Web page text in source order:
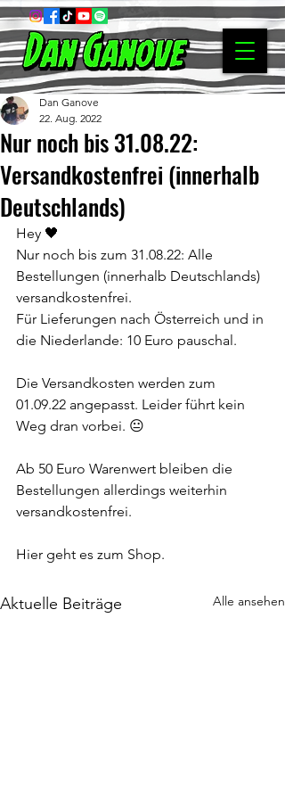
Nur noch bis 31.08.22:
Versandkostenfrei (innerhalb
Deutschlands)
Dan Ganove
22. Aug. 2022
Hey 🖤
Nur noch bis zum 31.08.22: Alle
Bestellungen (innerhalb Deutschlands)
versandkostenfrei.
Für Lieferungen nach Österreich und in
die Niederlande: 10 Euro pauschal.
Die Versandkosten werden zum
01.09.22 angepasst. Leider führt kein
Weg dran vorbei. 😐
Ab 50 Euro Warenwert bleiben die
Bestellungen allerdings weiterhin
versandkostenfrei.
Hier geht es zum Shop.
Aktuelle Beiträge Alle ansehen